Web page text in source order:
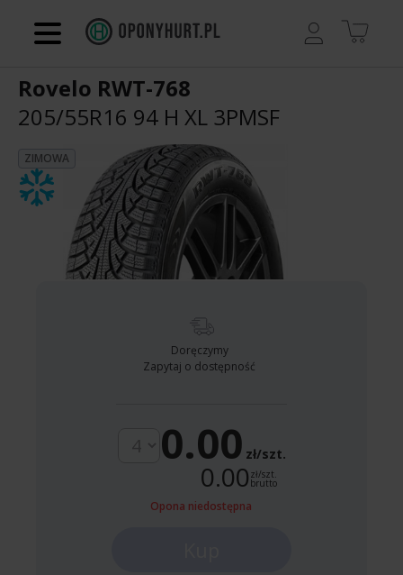
Kontakt
Rovelo RWT-768
205/55R16 94 H XL 3PMSF
ZIMOWA
Doręczymy
Zapytaj o dostępność
0.00 zł/szt.
0.00 zł/szt.
brutto
Opona niedostępna